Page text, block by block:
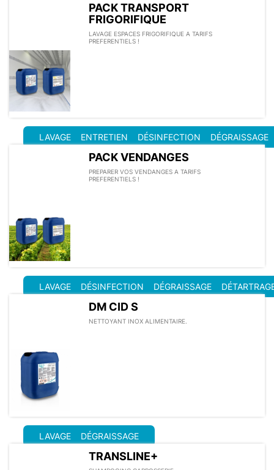
PACK TRANSPORT
FRIGORIFIQUE
LAVAGE ESPACES FRIGORIFIQUE A TARIFS
PREFERENTIELS !
LAVAGE ENTRETIEN DÉSINFECTION DÉGRAISSAGE
PACK VENDANGES
PREPARER VOS VENDANGES A TARIFS
PREFERENTIELS !
LAVAGE DÉSINFECTION DÉGRAISSAGE
DM CID S
NETTOYANT INOX ALIMENTAIRE.
LAVAGE DÉGRAISSAGE
TRANSLINE+